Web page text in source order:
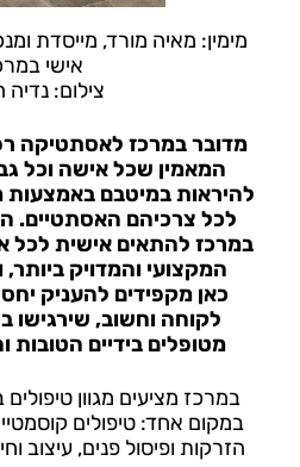
אישי
צילום: נדיה
מדובר במרכז לאסתטיקה
המאמין שכל אישה וכל
להיראות במיטבם באמצעות
לכל צרכיהם האסתטיים.
במרכז להתאים אישית לכל
המקצועי והמדויק
כאן מקפידים להעניק
לקוחה וחשוב, שירגישו
מטופלים בידיים הטובות
במרכז מציעים מגוון
במקום אחד: טיפולים
הזרקות ופיסול פנים, עיצוב